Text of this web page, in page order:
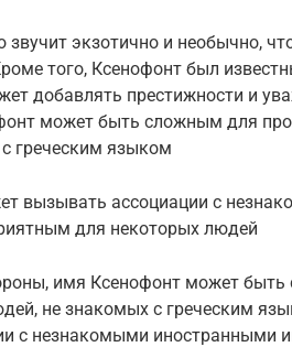
звучит экзотично и необычно,
того, Ксенофонт был
добавлять престижности и
может быть сложным для
греческим языком
вызывать ассоциации с
для некоторых людей
имя Ксенофонт может
не знакомых с греческим
с незнакомыми иностранными